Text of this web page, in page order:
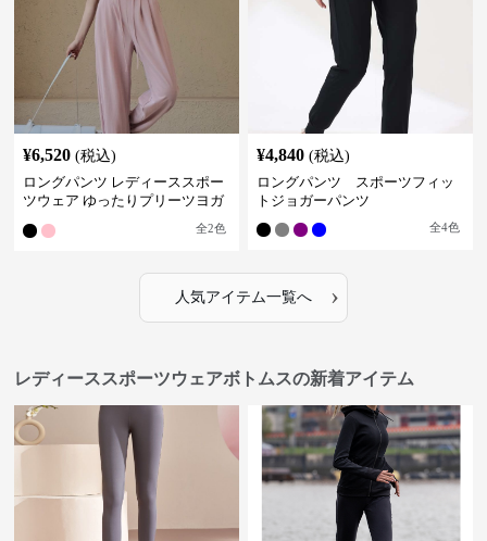
¥6,520 (税込)
ロングパンツ レディーススポー
ツウェア ゆったりプリーツヨガ
全2色
¥4,840 (税込)
ロングパンツ スポーツフィッ
トジョガーパンツ
全4色
人気アイテム一覧へ ›
レディーススポーツウェアボトムスの新着アイテム